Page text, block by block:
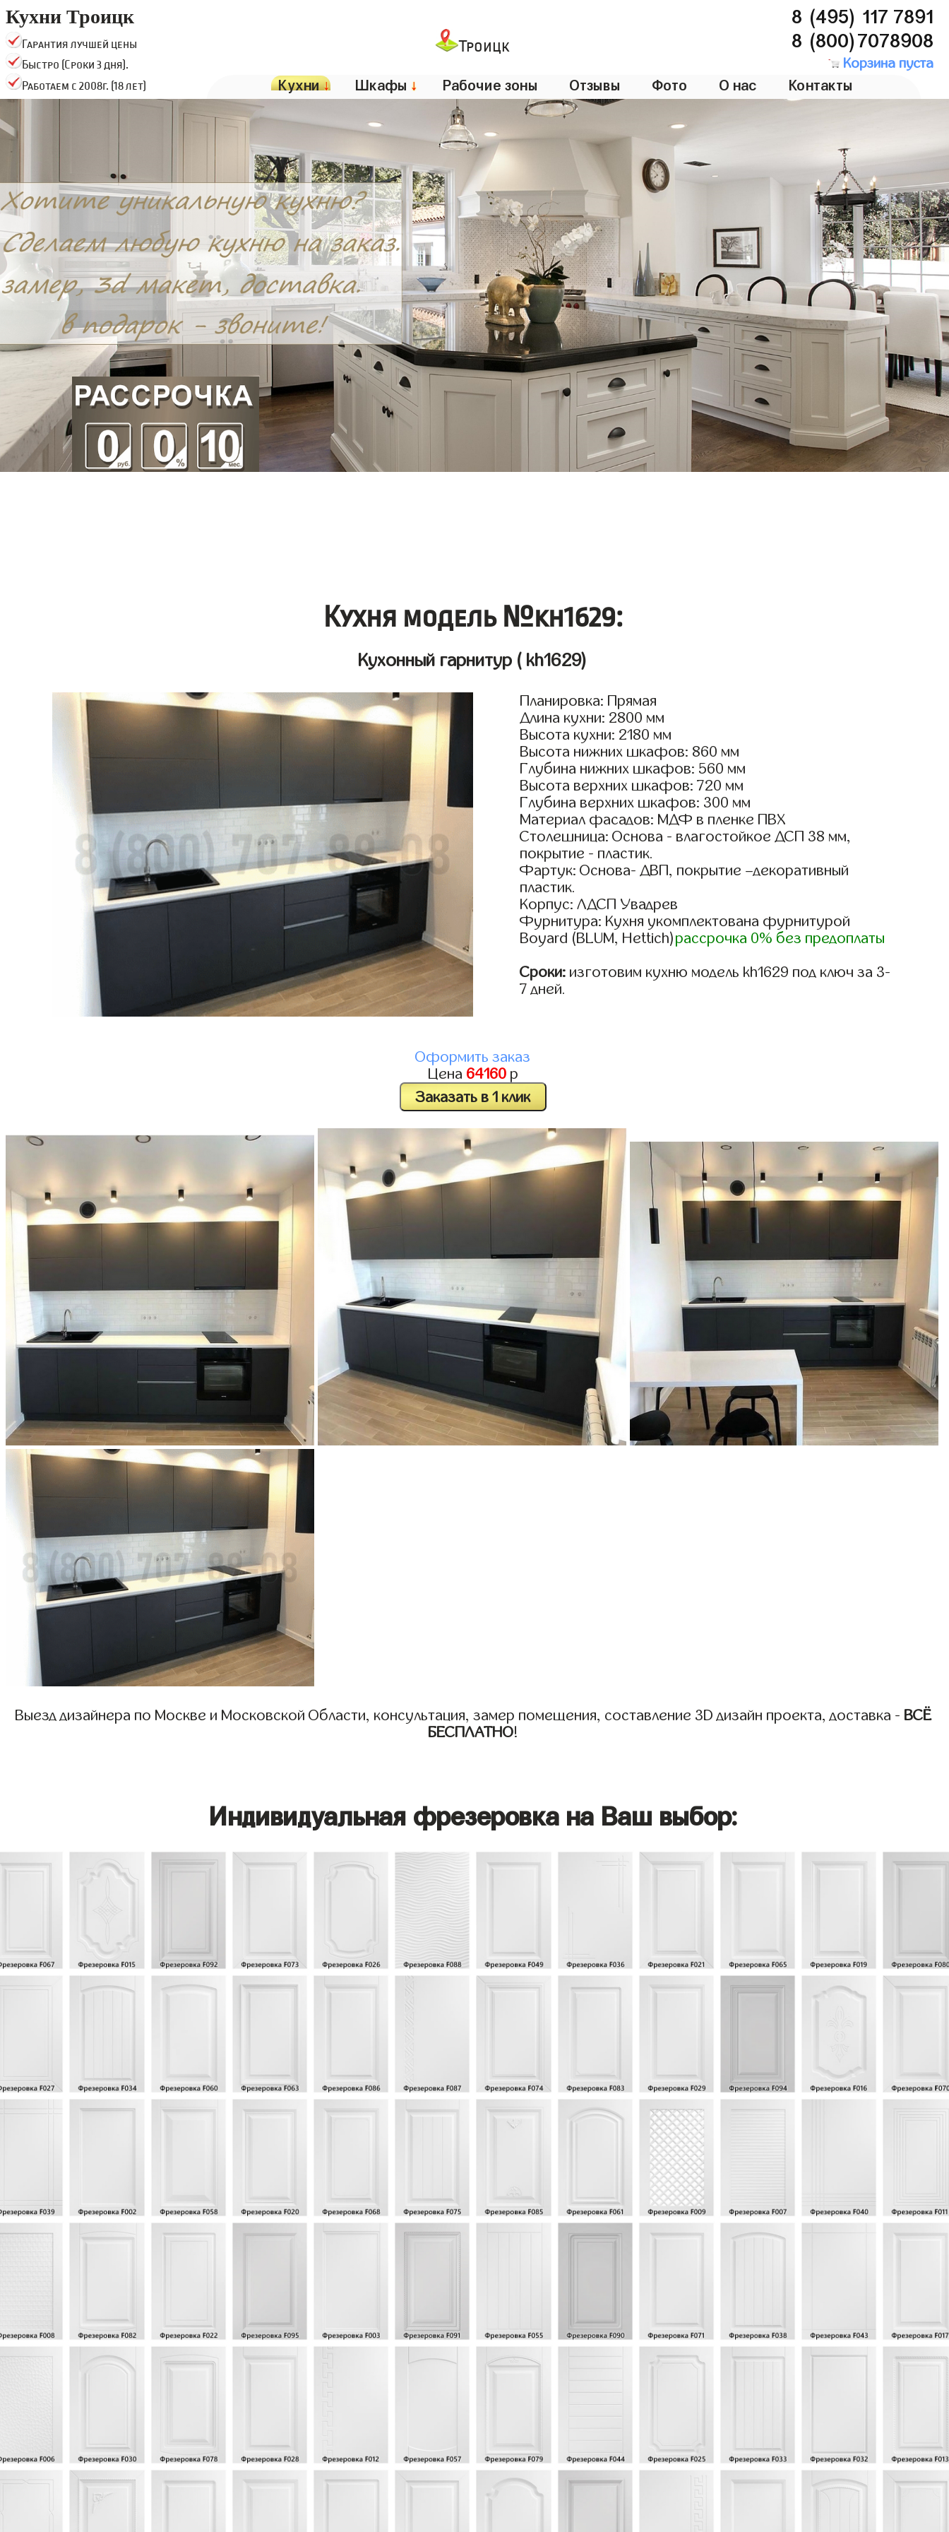
Кухни Троицк
Гарантия лучшей цены
Быстро (Сроки 3 дня).
Работаем с 2008г. (18 лет)
Троицк
8 (495) 117 7891
8 (800)7078908
Корзина пуста
Кухни↓ Шкафы ↓ Рабочие зоны Отзывы Фото О нас Контакты
Кухня модель №kh1629:
Кухонный гарнитур ( kh1629)
Планировка: Прямая
Длина кухни: 2800 мм
Высота кухни: 2180 мм
Высота нижних шкафов: 860 мм
Глубина нижних шкафов: 560 мм
Высота верхних шкафов: 720 мм
Глубина верхних шкафов: 300 мм
Материал фасадов: МДФ в пленке ПВХ
Столешница: Основа - влагостойкое ДСП 38 мм,
покрытие - пластик.
Фартук: Основа- ДВП, покрытие –декоративный
пластик.
Корпус: ЛДСП Увадрев
Фурнитура: Кухня укомплектована фурнитурой
Boyard (BLUM, Hettich)рассрочка 0% без предоплаты
Сроки: изготовим кухню модель kh1629 под ключ за 3-
7 дней.
Оформить заказ
Цена 64160р
Заказать в 1 клик
Выезд дизайнера по Москве и Московской Области, консультация, замер помещения, составление 3D дизайн проекта, доставка - ВСЁ
БЕСПЛАТНО!
Индивидуальная фрезеровка на Ваш выбор: